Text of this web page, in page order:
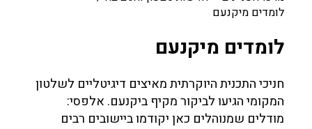
לומדים מיקנעם
לומדים מיקנעם
חניכי התכנית היוקרתית מאיצים דיגיטליים לשלטון
המקומי הגיעו לביקור מקיף ביקנעם. אלפסי:
מודלים שמנוהלים כאן יקודמו ביישובים רבים